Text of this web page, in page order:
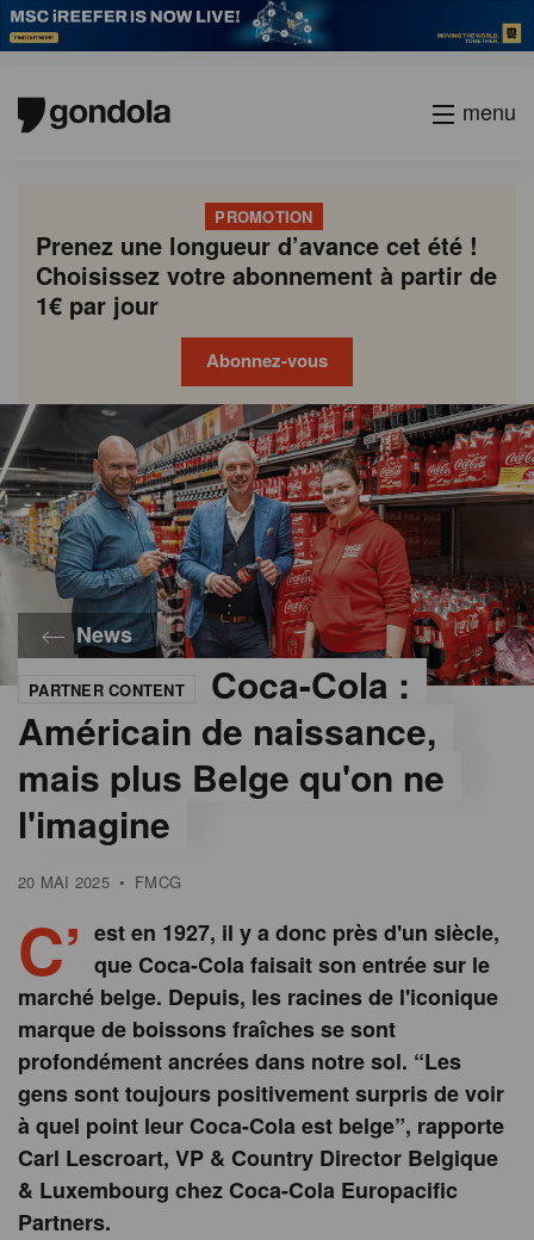
menu
PROMOTION
Prenez une longueur d’avance cet été !
Choisissez votre abonnement à partir de
1€ par jour
Abonnez-vous
News
PARTNER CONTENT
Coca-Cola :
Américain de naissance,
mais plus Belge qu'on ne
l'imagine
20 MAI 2025 • FMCG
Cola
C’ est en 1927, il y a donc près d'un siècle,
que Coca-Cola faisait son entrée sur le
marché belge. Depuis, les racines de l'iconique
marque de boissons fraîches se sont
profondément ancrées dans notre sol. “Les
gens sont toujours positivement surpris de voir
à quel point leur Coca-Cola est belge”, rapporte
Carl Lescroart, VP & Country Director Belgique
& Luxembourg chez Coca-Cola Europacific
Partners.
Gondola
academy
Gondola
society